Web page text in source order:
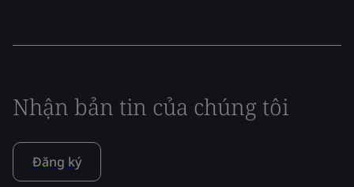
Nhận bản tin của chúng tôi
Đăng ký